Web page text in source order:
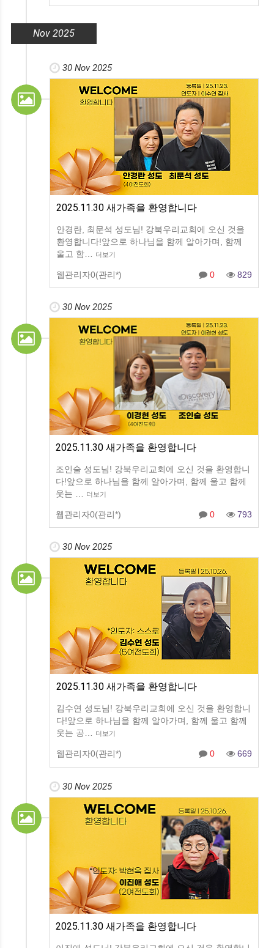
Nov 2025
30 Nov 2025
2025.11.30 새가족을 환영합니다
안경란, 최문석​ 성도님! 강북우리교회에 오신 것을
환영합니다!앞으로 하나님을 함께 알아가며, 함께
울고 함…
더보기
웹관리자0(관리*) 0 829
30 Nov 2025
2025.11.30 새가족을 환영합니다
조인술​ 성도님! 강북우리교회에 오신 것을 환영합니
다!앞으로 하나님을 함께 알아가며, 함께 울고 함께
웃는 …
더보기
웹관리자0(관리*) 0 793
30 Nov 2025
2025.11.30 새가족을 환영합니다
김수연 성도님! 강북우리교회에 오신 것을 환영합니
다!앞으로 하나님을 함께 알아가며, 함께 울고 함께
웃는 공… 더보기
웹관리자0(관리*) 0 669
30 Nov 2025
2025.11.30 새가족을 환영합니다